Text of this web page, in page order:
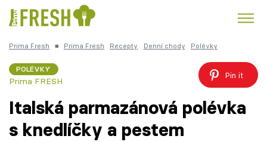
Česká kuchyně
Prima Fresh ■ Prima Fresh Recepty Denní chody Polévky
POLÉVKY
Prima FRESH
Pin it
Italská parmazánová polévka
s knedlíčky a pestem